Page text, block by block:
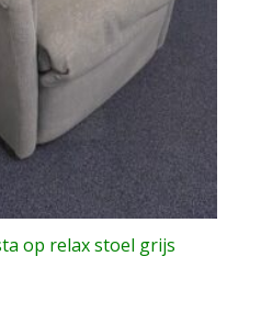
op relax stoel grijs